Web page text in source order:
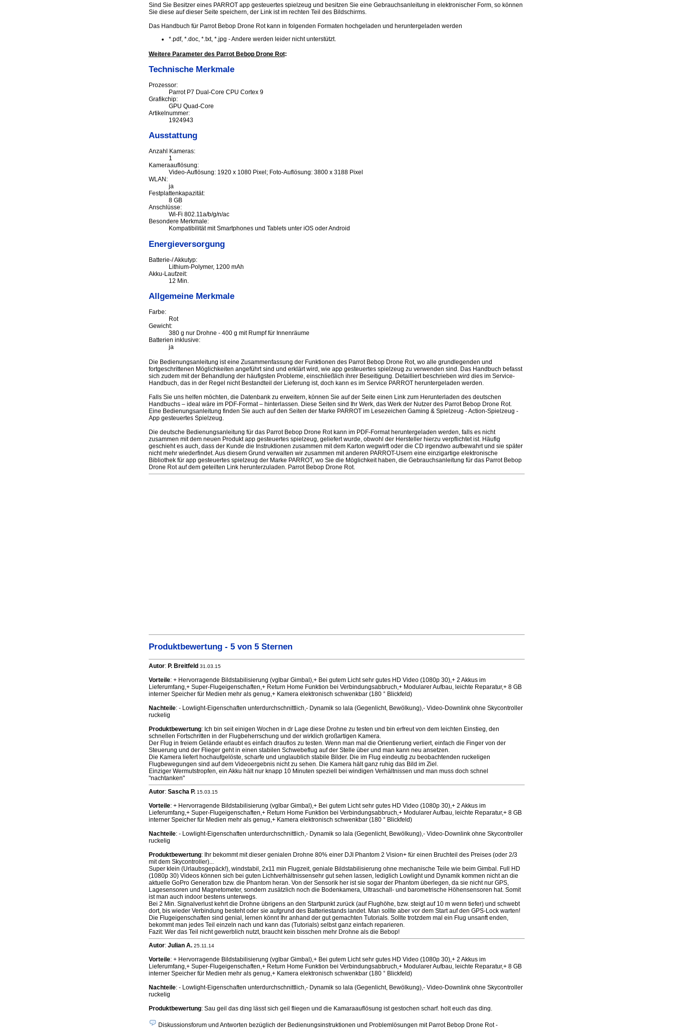
Sind Sie Besitzer eines PARROT app gesteuertes spielzeug und besitzen Sie eine Gebrauchsanleitung in elektronischer Form, so können
Sie diese auf dieser Seite speichern, der Link ist im rechten Teil des Bildschirms.
Das Handbuch für Parrot Bebop Drone Rot kann in folgenden Formaten hochgeladen und heruntergeladen werden
*.pdf, *.doc, *.txt, *.jpg - Andere werden leider nicht unterstützt.
Weitere Parameter des Parrot Bebop Drone Rot:
Technische Merkmale
Prozessor:
Parrot P7 Dual-Core CPU Cortex 9
Grafikchip:
GPU Quad-Core
Artikelnummer:
1924943
Ausstattung
Anzahl Kameras:
1
Kameraauflösung:
Video-Auflösung: 1920 x 1080 Pixel; Foto-Auflösung: 3800 x 3188 Pixel
WLAN:
ja
Festplattenkapazität:
8 GB
Anschlüsse:
Wi-Fi 802.11a/b/g/n/ac
Besondere Merkmale:
Kompatibilität mit Smartphones und Tablets unter iOS oder Android
Energieversorgung
Batterie-/ Akkutyp:
Lithium-Polymer, 1200 mAh
Akku-Laufzeit:
12 Min.
Allgemeine Merkmale
Farbe:
Rot
Gewicht:
380 g nur Drohne - 400 g mit Rumpf für Innenräume
Batterien inklusive:
ja
Die Bedienungsanleitung ist eine Zusammenfassung der Funktionen des Parrot Bebop Drone Rot, wo alle grundlegenden und
fortgeschrittenen Möglichkeiten angeführt sind und erklärt wird, wie app gesteuertes spielzeug zu verwenden sind. Das Handbuch befasst
sich zudem mit der Behandlung der häufigsten Probleme, einschließlich ihrer Beseitigung. Detailliert beschrieben wird dies im Service-
Handbuch, das in der Regel nicht Bestandteil der Lieferung ist, doch kann es im Service PARROT heruntergeladen werden.
Falls Sie uns helfen möchten, die Datenbank zu erweitern, können Sie auf der Seite einen Link zum Herunterladen des deutschen
Handbuchs – ideal wäre im PDF-Format – hinterlassen. Diese Seiten sind Ihr Werk, das Werk der Nutzer des Parrot Bebop Drone Rot.
Eine Bedienungsanleitung finden Sie auch auf den Seiten der Marke PARROT im Lesezeichen Gaming & Spielzeug - Action-Spielzeug -
App gesteuertes Spielzeug.
Die deutsche Bedienungsanleitung für das Parrot Bebop Drone Rot kann im PDF-Format heruntergeladen werden, falls es nicht
zusammen mit dem neuen Produkt app gesteuertes spielzeug, geliefert wurde, obwohl der Hersteller hierzu verpflichtet ist. Häufig
geschieht es auch, dass der Kunde die Instruktionen zusammen mit dem Karton wegwirft oder die CD irgendwo aufbewahrt und sie später
nicht mehr wiederfindet. Aus diesem Grund verwalten wir zusammen mit anderen PARROT-Usern eine einzigartige elektronische
Bibliothek für app gesteuertes spielzeug der Marke PARROT, wo Sie die Möglichkeit haben, die Gebrauchsanleitung für das Parrot Bebop
Drone Rot auf dem geteilten Link herunterzuladen. Parrot Bebop Drone Rot.
Produktbewertung - 5 von 5 Sternen
Autor: P. Breitfeld 31.03.15
Vorteile: + Hervorragende Bildstabilisierung (vglbar Gimbal),+ Bei gutem Licht sehr gutes HD Video (1080p 30),+ 2 Akkus im
Lieferumfang,+ Super-Flugeigenschaften,+ Return Home Funktion bei Verbindungsabbruch,+ Modularer Aufbau, leichte Reparatur,+ 8 GB
interner Speicher für Medien mehr als genug,+ Kamera elektronisch schwenkbar (180 ° Blickfeld)
Nachteile: - Lowlight-Eigenschaften unterdurchschnittlich,- Dynamik so lala (Gegenlicht, Bewölkung),- Video-Downlink ohne Skycontroller
ruckelig
Produktbewertung: Ich bin seit einigen Wochen in dr Lage diese Drohne zu testen und bin erfreut von dem leichten Einstieg, den
schnellen Fortschritten in der Flugbeherrschung und der wirklich großartigen Kamera.
Der Flug in freiem Gelände erlaubt es einfach drauflos zu testen. Wenn man mal die Orientierung verliert, einfach die Finger von der
Steuerung und der Flieger geht in einen stabilen Schwebeflug auf der Stelle über und man kann neu ansetzen.
Die Kamera liefert hochaufgelöste, scharfe und unglaublich stabile Bilder. Die im Flug eindeutig zu beobachtenden ruckeligen
Flugbewegungen sind auf dem Videoergebnis nicht zu sehen. Die Kamera hält ganz ruhig das Bild im Ziel.
Einziger Wermutstropfen, ein Akku hält nur knapp 10 Minuten speziell bei windigen Verhältnissen und man muss doch schnel
"nachtanken"
Autor: Sascha P. 15.03.15
Vorteile: + Hervorragende Bildstabilisierung (vglbar Gimbal),+ Bei gutem Licht sehr gutes HD Video (1080p 30),+ 2 Akkus im
Lieferumfang,+ Super-Flugeigenschaften,+ Return Home Funktion bei Verbindungsabbruch,+ Modularer Aufbau, leichte Reparatur,+ 8 GB
interner Speicher für Medien mehr als genug,+ Kamera elektronisch schwenkbar (180 ° Blickfeld)
Nachteile: - Lowlight-Eigenschaften unterdurchschnittlich,- Dynamik so lala (Gegenlicht, Bewölkung),- Video-Downlink ohne Skycontroller
ruckelig
Produktbewertung: Ihr bekommt mit dieser genialen Drohne 80% einer DJI Phantom 2 Vision+ für einen Bruchteil des Preises (oder 2/3
mit dem Skycontroller)...
Super klein (Urlaubsgepäck!), windstabil, 2x11 min Flugzeit, geniale Bildstabilisierung ohne mechanische Teile wie beim Gimbal. Full HD
(1080p 30) Videos können sich bei guten Lichtverhältnissensehr gut sehen lassen, lediglich Lowlight und Dynamik kommen nicht an die
aktuelle GoPro Generation bzw. die Phantom heran. Von der Sensorik her ist sie sogar der Phantom überlegen, da sie nicht nur GPS,
Lagesensoren und Magnetometer, sondern zusätzlich noch die Bodenkamera, Ultraschall- und barometrische Höhensensoren hat. Somit
ist man auch indoor bestens unterwegs.
Bei 2 Min. Signalverlust kehrt die Drohne übrigens an den Startpunkt zurück (auf Flughöhe, bzw. steigt auf 10 m wenn tiefer) und schwebt
dort, bis wieder Verbindung besteht oder sie aufgrund des Batteriestands landet. Man sollte aber vor dem Start auf den GPS-Lock warten!
Die Flugeigenschaften sind genial, lernen könnt Ihr anhand der gut gemachten Tutorials. Sollte trotzdem mal ein Flug unsanft enden,
bekommt man jedes Teil einzeln nach und kann das (Tutorials) selbst ganz einfach reparieren.
Fazit: Wer das Teil nicht gewerblich nutzt, braucht kein bisschen mehr Drohne als die Bebop!
Autor: Julian A. 25.11.14
Vorteile: + Hervorragende Bildstabilisierung (vglbar Gimbal),+ Bei gutem Licht sehr gutes HD Video (1080p 30),+ 2 Akkus im
Lieferumfang,+ Super-Flugeigenschaften,+ Return Home Funktion bei Verbindungsabbruch,+ Modularer Aufbau, leichte Reparatur,+ 8 GB
interner Speicher für Medien mehr als genug,+ Kamera elektronisch schwenkbar (180 ° Blickfeld)
Nachteile: - Lowlight-Eigenschaften unterdurchschnittlich,- Dynamik so lala (Gegenlicht, Bewölkung),- Video-Downlink ohne Skycontroller
ruckelig
Produktbewertung: Sau geil das ding lässt sich geil fliegen und die Kamaraauflösung ist gestochen scharf. holt euch das ding.
Diskussionsforum und Antworten bezüglich der Bedienungsinstruktionen und Problemlösungen mit Parrot Bebop Drone Rot -